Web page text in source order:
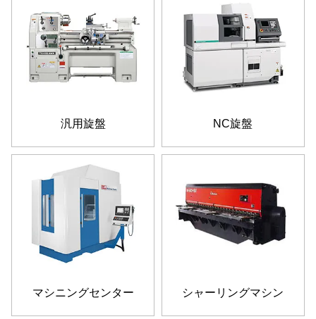
汎用旋盤 NC旋盤
マシニングセンター シャーリングマシン